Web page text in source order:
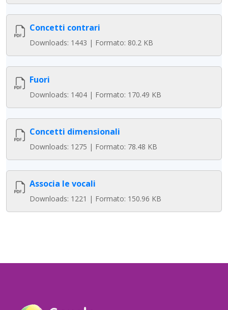
Concetti contrari
Downloads: 1443 | Formato: 80.2 KB
Fuori
Downloads: 1404 | Formato: 170.49 KB
Concetti dimensionali
Downloads: 1275 | Formato: 78.48 KB
Associa le vocali
Downloads: 1221 | Formato: 150.96 KB